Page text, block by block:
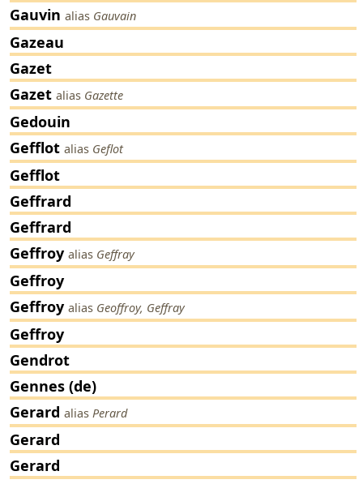
Gauvin alias Gauvain
Gazeau
Gazet
Gazet alias Gazette
Gedouin
Gefflot alias Geflot
Gefflot
Geffrard
Geffrard
Geffroy alias Geffray
Geffroy
Geffroy alias Geoffroy, Geffray
Geffroy
Gendrot
Gennes (de)
Gerard alias Perard
Gerard
Gerard